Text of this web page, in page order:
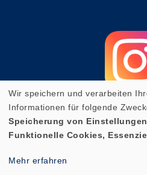
Cookie Einstellungen
Wir speichern und verarbeiten
Informationen für folgende
Speicherung von
Funktionelle Cookies,
Mehr erfahren